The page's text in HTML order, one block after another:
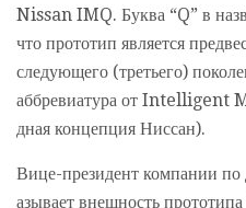
Nissan IMQ. Буква “Q” в
что прототип является
следующего (третьего)
аббревиатура от Intelligent
дная концепция Ниссан).
Вице-президент компании
азывает внешность